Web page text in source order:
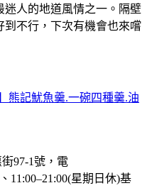
人的地道風情之一。隔壁
不行，下次有機會也來嚐
熊記魷魚羹.一碗四種羹.油
97-1號，電
11:00–21:00(星期日休)基